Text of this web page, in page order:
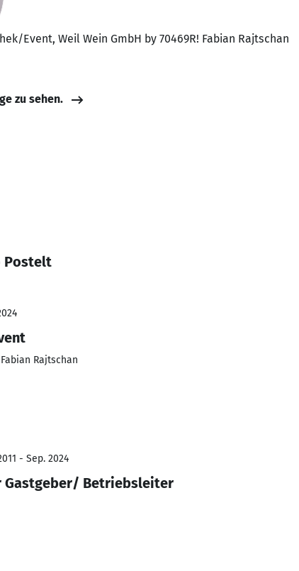
Event, Weil Wein GmbH by 70469R! Fabian Rajtschan
zu sehen.
Postelt
Rajtschan
- Sep. 2024
Gastgeber/ Betriebsleiter